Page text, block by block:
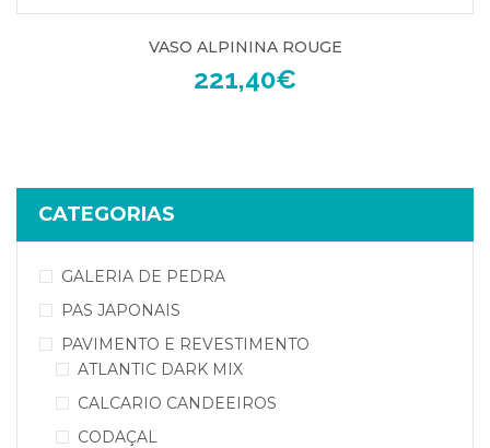
VASO ALPININA ROUGE
221,40€
CATEGORIAS
GALERIA DE PEDRA
PAS JAPONAIS
PAVIMENTO E REVESTIMENTO
ATLANTIC DARK MIX
CALCARIO CANDEEIROS
CODAÇAL